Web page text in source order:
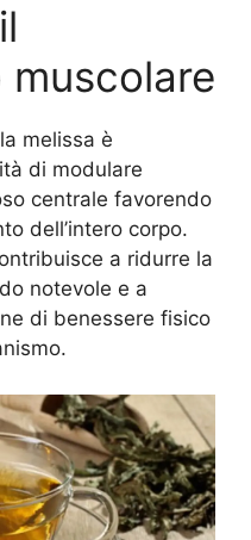
muscolare
melissa è
di modulare
centrale favorendo
dell’intero corpo.
a ridurre la
notevole e a
di benessere fisico